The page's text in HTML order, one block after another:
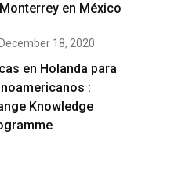
en México
December 18, 2020
en Holanda para
:
Knowledge